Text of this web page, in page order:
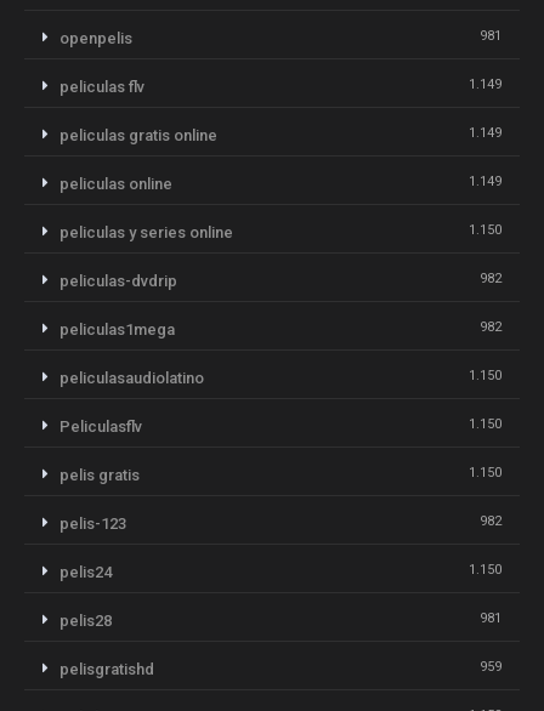
openpelis 981
peliculas flv 1.149
peliculas gratis online 1.149
peliculas online 1.149
peliculas y series online 1.150
peliculas-dvdrip 982
peliculas1mega 982
peliculasaudiolatino 1.150
Peliculasflv 1.150
pelis gratis 1.150
pelis-123 982
pelis24 1.150
pelis28 981
pelisgratishd 959